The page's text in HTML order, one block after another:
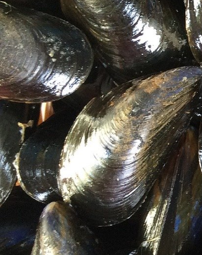
Spring
til
indhold